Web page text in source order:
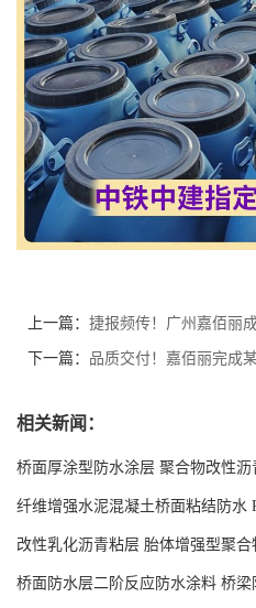
上一篇： 捷报频传！广州嘉佰丽
目
下一篇： 品质交付！嘉佰丽完成
相关新闻：
桥面厚涂型防水涂层 聚合物改性
现货工厂
纤维增强水泥混凝土桥面粘结防水
防水涂料源头工厂
改性乳化沥青粘层 胎体增强型聚
剂-双层双组份环氧树脂解说
桥面防水层二阶反应防水涂料 桥